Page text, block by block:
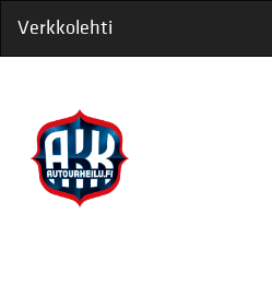
Verkkolehti